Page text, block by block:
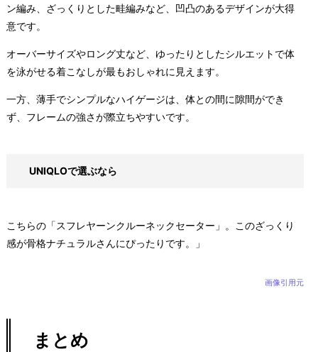
ン編み、ざっくりとした畦編みなど、凹凸のあるデザインが大得
意です。
オーバーサイズやロング丈など、ゆったりとしたシルエットで体
を泳がせる着こなしが最もおしゃれに見えます。
一方、薄手でシンプルなハイゲージは、体との間に隙間ができ
ず、フレームの強さが際立ちやすいです。
UNIQLOで選ぶなら
こちらの「スフレヤーンクルーネックセーター」。このざっくり
感が骨格ナチュラルさんにぴったりです。」
画像引用元
まとめ